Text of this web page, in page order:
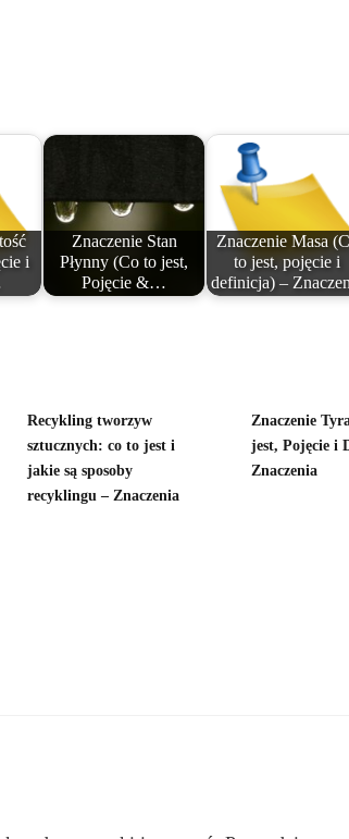
i
Znaczenie Stan
Płynny (Co to jest,
Pojęcie &…
Znaczenie Masa
to jest, pojęcie i
definicja) –
Recykling tworzyw
sztucznych: co to jest i
jakie są sposoby
recyklingu – Znaczenia
Znaczenie
jest, Pojęcie i
Znaczenia